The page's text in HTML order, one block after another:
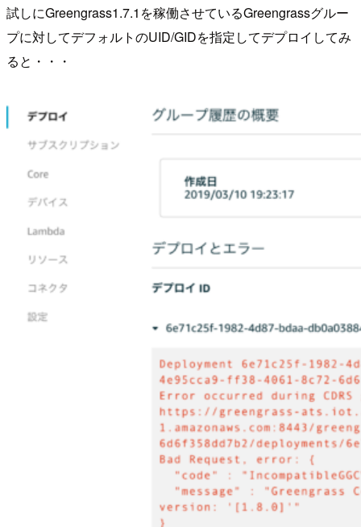
試しにGreengrass1.7.1を稼働させているGreengrassグルー
プに対してデフォルトのUID/GIDを指定してデプロイしてみ
ると・・・